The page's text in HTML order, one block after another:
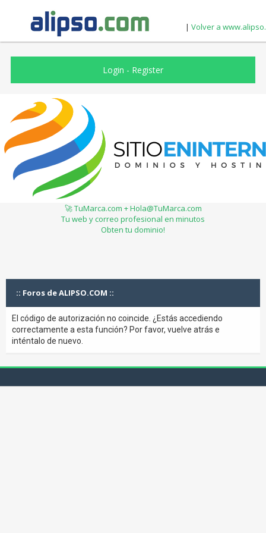
| Volver a
Login - Register
🚀 TuMarca.com + Hola@TuMarca.com
Tu web y correo profesional en minutos
Obten tu dominio!
:: Foros de ALIPSO.COM ::
El código de autorización no coincide. ¿Estás accediendo
correctamente a esta función? Por favor, vuelve atrás e
inténtalo de nuevo.